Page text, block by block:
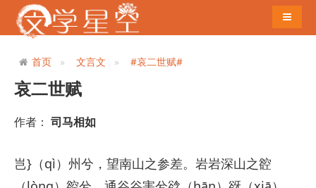
导航切
首页 文言文 #哀二世赋#
哀二世赋
作者： 司马相如
岂}（qì）州兮，望南山之参差。岩岩深山之谾